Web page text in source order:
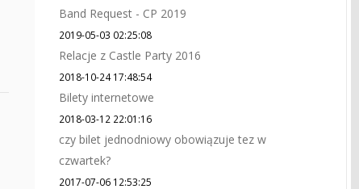
Band Request - CP 2019
2019-05-03 02:25:08
Relacje z Castle Party 2016
2018-10-24 17:48:54
Bilety internetowe
2018-03-12 22:01:16
czy bilet jednodniowy obowiązuje tez w
czwartek?
2017-07-06 12:53:25